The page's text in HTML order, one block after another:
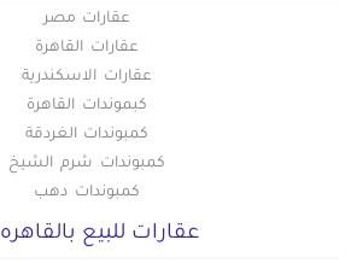
عقارات مصر
عقارات القاهرة
عقارات الاسكندرية
كبموندات القاهرة
كمبوندات الغردقة
كمبوندات شرم الشيخ
كمبوندات دهب
عقارات للبيع بالقاهره